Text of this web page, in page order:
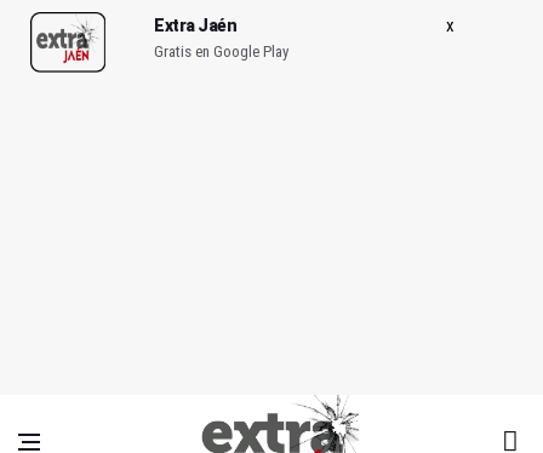
Extra Jaén
Gratis en Google Play